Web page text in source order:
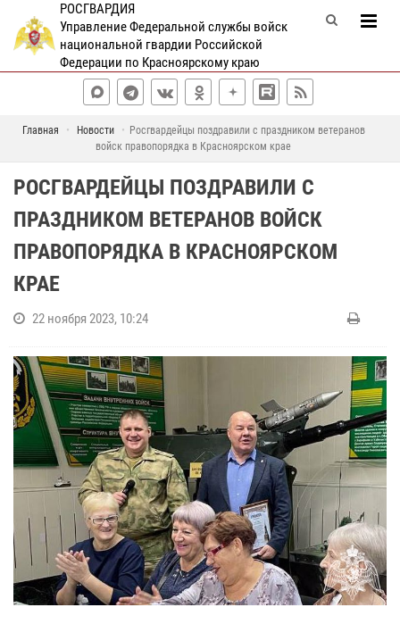
РОСГВАРДИЯ
Управление Федеральной службы войск
национальной гвардии Российской
Федерации по Красноярскому краю
Главная Новости
Росгвардейцы поздравили с праздником ветеранов
войск правопорядка в Красноярском крае
РОСГВАРДЕЙЦЫ ПОЗДРАВИЛИ С
ПРАЗДНИКОМ ВЕТЕРАНОВ ВОЙСК
ПРАВОПОРЯДКА В КРАСНОЯРСКОМ
КРАЕ
22 ноября 2023, 10:24